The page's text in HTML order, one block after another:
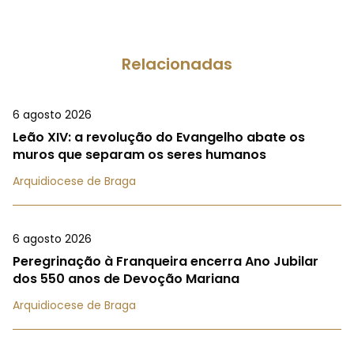
Relacionadas
6 agosto 2026
Leão XIV: a revolução do Evangelho abate os
muros que separam os seres humanos
Arquidiocese de Braga
6 agosto 2026
Peregrinação à Franqueira encerra Ano Jubilar
dos 550 anos de Devoção Mariana
Arquidiocese de Braga